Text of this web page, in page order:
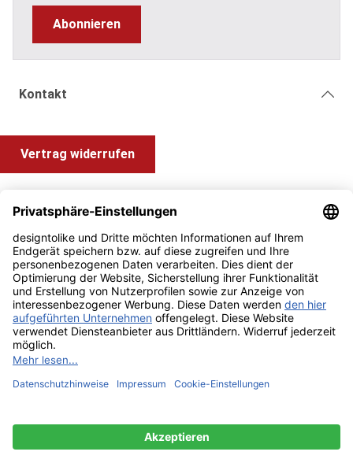
Abonnieren
Kontakt
Vertrag widerrufen
Information und Impressum
Zahlung & Versand
Impressum AGB
und ggf. Nachnahmegebühren, wenn nicht anders angegeben.